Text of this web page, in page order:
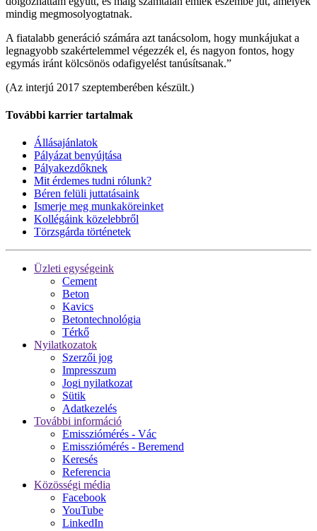
mindig megmosolyogtatnak.
A fiatalabb generáció számára azt tanácsolom, hogy munkájukat a
legnagyobb szakértelemmel végezzék el, és nagyon fontos, hogy
egymás iránt kölcsönös odafigyelést tanúsítsanak.”
(Az interjú 2017 szeptemberében készült.)
További karrier tartalmak
Állásajánlatok
Pályázat benyújtása
Pályakezdőknek
Mit érdemes tudni rólunk?
Béren felüli juttatásaink
Ismerje meg munkaköreinket
Kollégáink közelebbről
Törzsgárda történetek
Üzleti egységeink
Cement
Beton
Kavics
Betontechnológia
Térkő
Nyilatkozatok
Szerzői jog
Impresszum
Jogi nyilatkozat
Sütik
Adatkezelés
További információ
Emissziómérés - Vác
Emissziómérés - Beremend
Keresés
Referencia
Közösségi média
Facebook
YouTube
LinkedIn